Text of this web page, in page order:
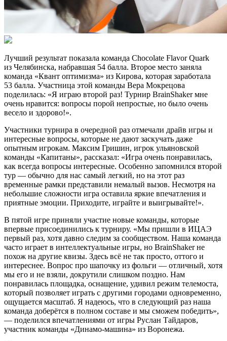
Лучший результат показала команда Chocolate Flavor Quark
из Челябинска, набравшая 54 балла. Второе место заняла
команда «Квант оптимизма» из Кирова, которая заработала
53 балла. Участница этой команды Вера Мокрецова
поделилась: «Я играю второй раз! Турнир BrainShaker мне
очень нравится: вопросы порой непростые, но было очень
весело и здорово!».
Участники турнира в очередной раз отмечали драйв игры и
интересные вопросы, которые не дают заскучать даже
опытным игрокам. Максим Гришин, игрок ульяновской
команды «Капитаны», рассказал: «Игра очень понравилась,
как всегда вопросы интересные. Особенно запомнился второй
тур — обычно для нас самый легкий, но на этот раз
временные рамки представили немалый вызов. Несмотря на
небольшие сложности игра оставила яркие впечатления и
приятные эмоции. Приходите, играйте и выигрывайте!».
В пятой игре приняли участие новые команды, которые
впервые присоединились к турниру. «Мы пришли в ИЦАЭ
первый раз, хотя давно следим за сообществом. Наша команда
часто играет в интеллектуальные игры, но BrainShaker не
похож на другие квизы. Здесь всё не так просто, оттого и
интереснее. Вопрос про шапочку из фольги — отличный, хотя
мы его и не взяли, докрутили слишком поздно. Нам
понравилась площадка, оснащение, удивил режим телемоста,
который позволяет играть с другими городами одновременно,
ощущается масштаб. Я надеюсь, что в следующий раз наша
команда доберётся в полном составе и мы сможем победить»,
— поделился впечатлениями от игры Руслан Тайдаров,
участник команды «Динамо-машина» из Воронежа.